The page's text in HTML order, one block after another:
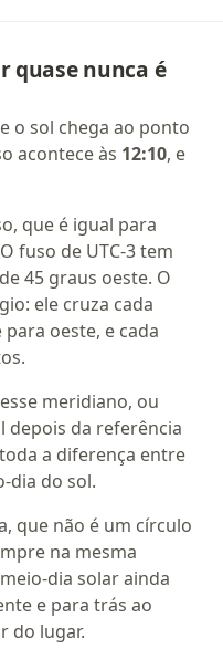
quase nunca é
o sol chega ao ponto
acontece às 12:10, e
que é igual para
fuso de UTC-3 tem
45 graus oeste. O
ele cruza cada
oeste, e cada
meridiano, ou
depois da referência
a diferença entre
dia do sol.
que não é um círculo
na mesma
dia solar ainda
e para trás ao
do lugar.